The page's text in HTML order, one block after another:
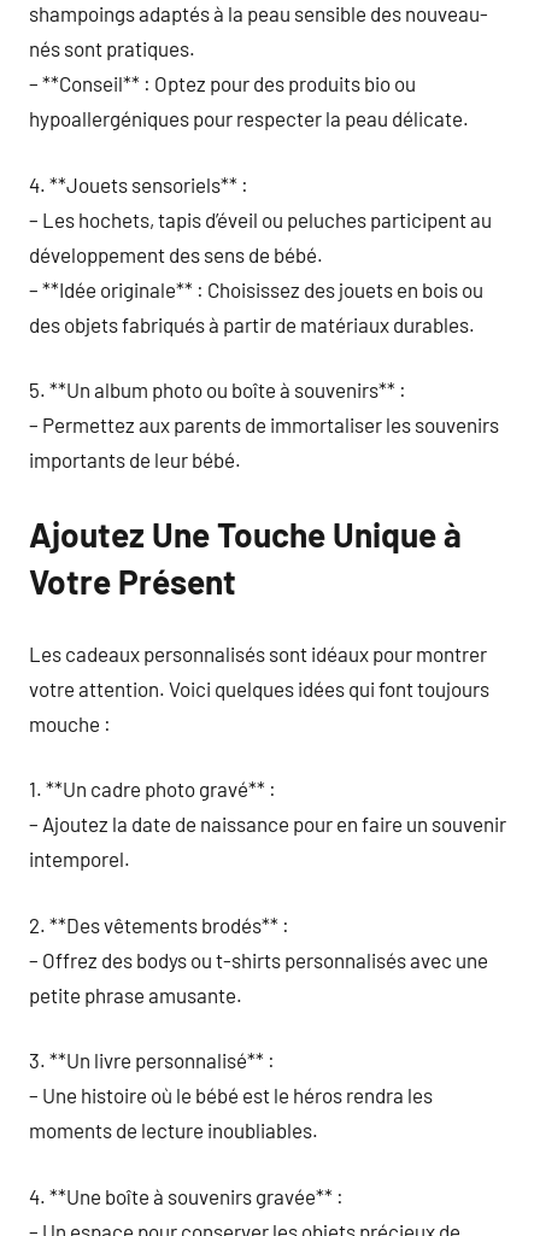
shampoings adaptés à la peau sensible des nouveau-
nés sont pratiques.
– **Conseil** : Optez pour des produits bio ou
hypoallergéniques pour respecter la peau délicate.
4. **Jouets sensoriels** :
– Les hochets, tapis d’éveil ou peluches participent au
développement des sens de bébé.
– **Idée originale** : Choisissez des jouets en bois ou
des objets fabriqués à partir de matériaux durables.
5. **Un album photo ou boîte à souvenirs** :
– Permettez aux parents de immortaliser les souvenirs
importants de leur bébé.
Ajoutez Une Touche Unique à
Votre Présent
Les cadeaux personnalisés sont idéaux pour montrer
votre attention. Voici quelques idées qui font toujours
mouche :
1. **Un cadre photo gravé** :
– Ajoutez la date de naissance pour en faire un souvenir
intemporel.
2. **Des vêtements brodés** :
– Offrez des bodys ou t-shirts personnalisés avec une
petite phrase amusante.
3. **Un livre personnalisé** :
– Une histoire où le bébé est le héros rendra les
moments de lecture inoubliables.
4. **Une boîte à souvenirs gravée** :
– Un espace pour conserver les objets précieux de